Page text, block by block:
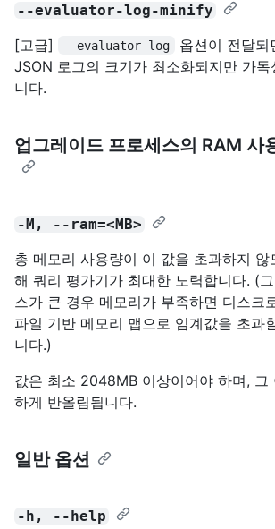
--evaluator-log-minify
[고급] --evaluator-log
옵션이 전달되
JSON 로그의 크기가 최소화되지만 가독
니다.
업그레이드 프로세스의 RAM 사
-M, --ram=<MB>
총 메모리 사용량이 이 값을 초과하지 않
해 쿼리 평가기가 최대한 노력합니다. (
스가 큰 경우 메모리가 부족하면 디스크
파일 기반 메모리 맵으로 임계값을 초과
니다.)
값은 최소 2048MB 이상이어야 하며, 그
하게 반올림됩니다.
일반 옵션
-h, --help